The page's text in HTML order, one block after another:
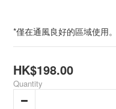
*僅在通風良好的區域使用
HK$198.00
Quantity